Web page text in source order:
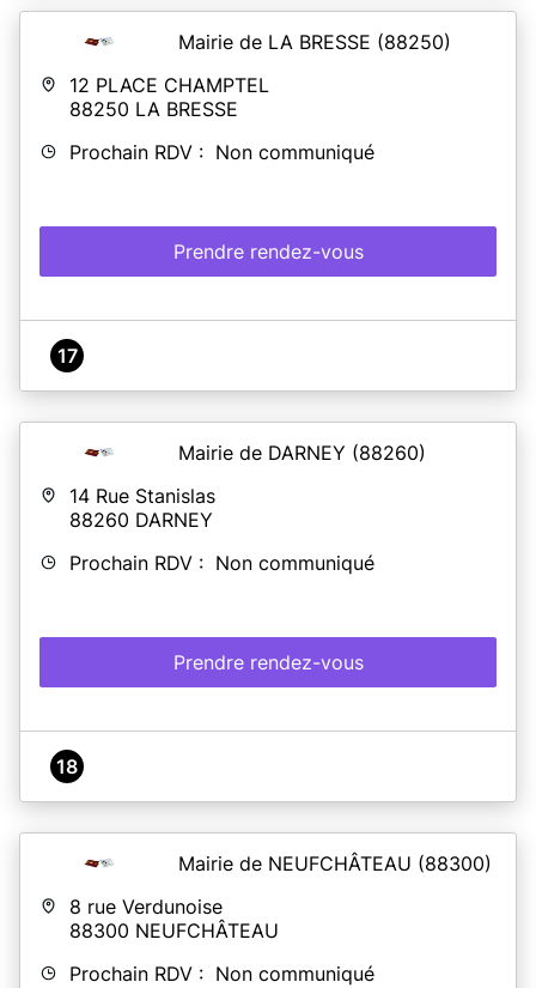
Mairie de LA BRESSE (88250)
12 PLACE CHAMPTEL
88250 LA BRESSE
Prochain RDV : Non communiqué
Prendre rendez-vous
17
Mairie de DARNEY (88260)
14 Rue Stanislas
88260 DARNEY
Prochain RDV : Non communiqué
Prendre rendez-vous
18
Mairie de NEUFCHÂTEAU (88300)
8 rue Verdunoise
88300 NEUFCHÂTEAU
Prochain RDV : Non communiqué